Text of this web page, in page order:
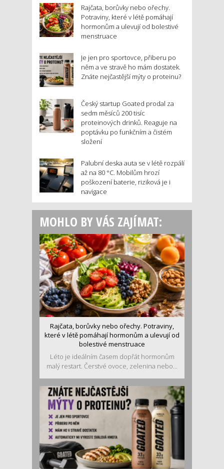
Rajčata, borůvky nebo ořechy.
Potraviny, které v létě pomáhají
hormonům a ulevují od bolestivé
menstruace
Je jen pro sportovce, přiberu po
něm a ve stravě ho mám dostatek.
Znáte nejčastější mýty o proteinu?
Český startup Goated prodal za
sedm měsíců 200 tisíc
proteinových drinků. Reaguje na
poptávku po funkčním a čistém
složení
Palubní deska auta se v létě rozpálí
až na 80 °C. Mobilům hrozí
poškození baterie, riziková je i
navigace
MOHLO BY VÁS ZAJÍMAT:
Rajčata, borůvky nebo ořechy. Potraviny,
které v létě pomáhají hormonům a ulevují od
bolestivé menstruace
Léto je ideálním časem dopřát hormonům
malý restart. Čerstvé ovoce, zelenina nebo...